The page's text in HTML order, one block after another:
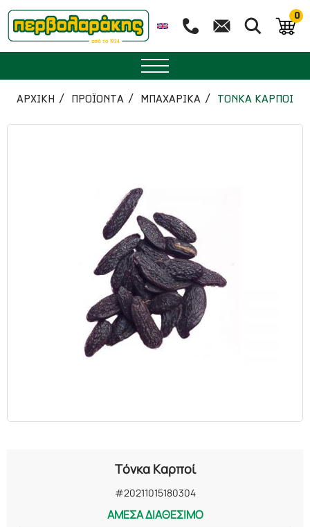
0
ΜΠΑΧΑΡΙΚΑ
ΒΟΤΑΝΑ
ΖΑΧΑΡΟΠΛΑΣΤΙΚΗ
ΑΡΧΙΚΉ ΠΡΟΪΟΝΤΑ ΜΠΑΧΑΡΙΚΑ ΤΟΝΚΑ ΚΑΡΠΟΙ
Τόνκα Καρποί
#20211015180304
ΑΜΕΣΑ ΔΙΑΘΕΣΙΜΟ